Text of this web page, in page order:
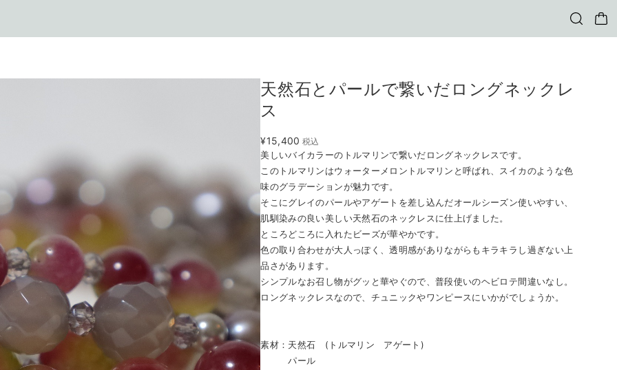
天然石とパールで繋いだロングネックレ
ス
¥15,400 税込
美しいバイカラーのトルマリンで繋いだロングネックレスです。
このトルマリンはウォーターメロントルマリンと呼ばれ、スイカのような色
味のグラデーションが魅力です。
そこにグレイのパールやアゲートを差し込んだオールシーズン使いやすい、
肌馴染みの良い美しい天然石のネックレスに仕上げました。
ところどころに入れたビーズが華やかです。
色の取り合わせが大人っぽく、透明感がありながらもキラキラし過ぎない上
品さがあります。
シンプルなお召し物がグッと華やぐので、普段使いのヘビロテ間違いなし。
ロングネックレスなので、チュニックやワンピースにいかがでしょうか。
素材：天然石 (トルマリン アゲート)
パール